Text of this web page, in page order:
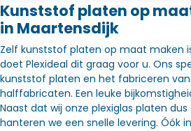
Kunststof platen op
in Maartensdijk
Zelf kunststof platen op maat maken
doet Plexideal dit graag voor u. Ons
kunststof platen en het fabriceren
halffabricaten. Een leuke
Naast dat wij onze plexiglas platen
hanteren we een snelle levering. Óók